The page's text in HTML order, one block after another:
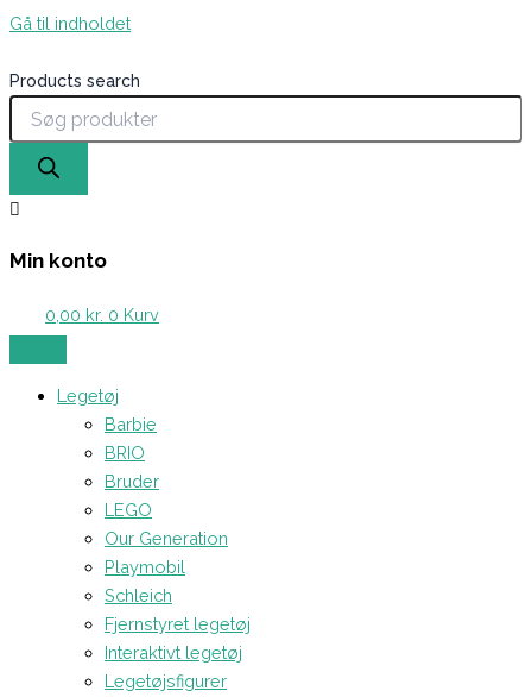
Gå til indholdet
Products search
Min konto
0,00 kr. 0 Kurv
Legetøj
Barbie
BRIO
Bruder
LEGO
Our Generation
Playmobil
Schleich
Fjernstyret legetøj
Interaktivt legetøj
Legetøjsfigurer